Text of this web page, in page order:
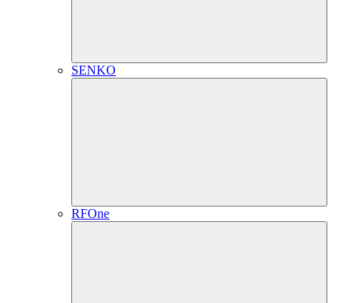
SENKO
RFOne